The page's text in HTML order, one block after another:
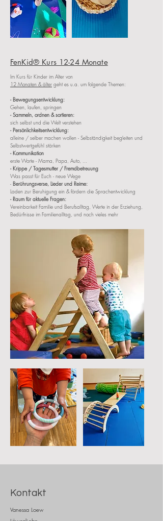
FenKid® Kurs 12-24 Monate
Im Kurs für Kinder im Alter von
12 Monaten & älter geht es u.a. um folgende Themen:
- Bewegungsentwicklung:
Gehen, laufen, springen
- Sammeln, ordnen & sortieren:
sich selbst und die Welt verstehen
- Persönlichkeitsentwicklung:
alleine / selber machen wollen - Selbständigkeit begleiten und
Selbstwertgefühl stärken
- Kommunikation
erste Worte - Mama, Papa, Auto, ...
- Krippe / Tagesmutter / Fremdbetreuung
Was passt für Euch - neue Wege
- Berührungsverse, Lieder und Reime:
Laden zur Beruhigung ein & fördern die Sprachentwicklung
- Raum für aktuelle Fragen:
Vereinbarkeit Familie und Berufsalltag, Werte in der Erziehung,
Bedürfnisse im Familienalltag, und noch vieles mehr
Kontakt
Vanessa Loew